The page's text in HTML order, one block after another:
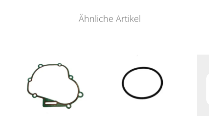
Ähnliche Artikel